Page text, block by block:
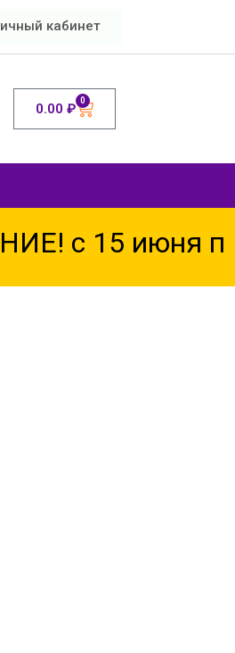
кабинет
0.00 ₽ 0
с 15 июня по